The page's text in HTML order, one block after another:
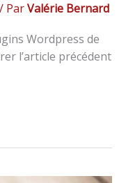
/ ParValérie Bernard
Wordpress de
l’article précédent